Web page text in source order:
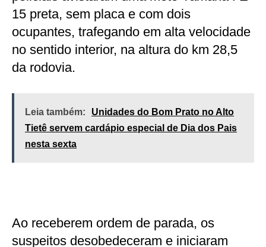
15 preta, sem placa e com dois
ocupantes, trafegando em alta velocidade
no sentido interior, na altura do km 28,5
da rodovia.
Leia também:
Unidades do Bom Prato no Alto
Tietê servem cardápio especial de Dia dos Pais
nesta sexta
Ao receberem ordem de parada, os
suspeitos desobedeceram e iniciaram